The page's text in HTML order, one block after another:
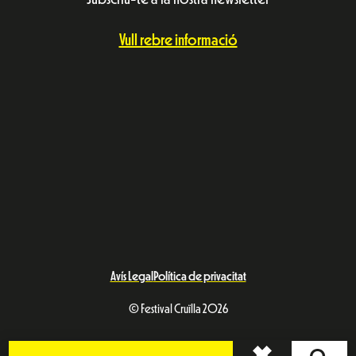
Vull rebre informació
Avís Legal Política de privacitat
© Festival Cruïlla 2026